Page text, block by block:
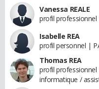
Vanessa REALE
profil
Isabelle REA
profil personnel |
Thomas REA
profil professionnel
informatique /